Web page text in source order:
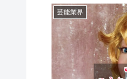
芸能業界